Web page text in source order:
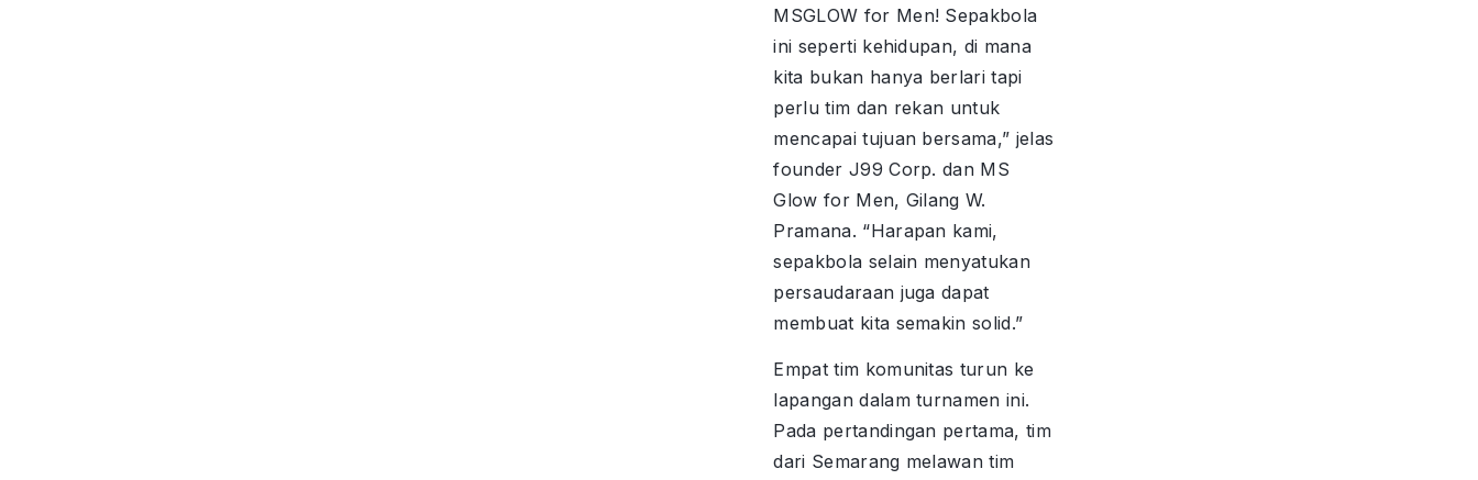
MSGLOW for Men! Sepakbola
ini seperti kehidupan, di mana
kita bukan hanya berlari tapi
perlu tim dan rekan untuk
mencapai tujuan bersama,” jelas
founder J99 Corp. dan MS
Glow for Men, Gilang W.
Pramana. “Harapan kami,
sepakbola selain menyatukan
persaudaraan juga dapat
membuat kita semakin solid.”
Empat tim komunitas turun ke
lapangan dalam turnamen ini.
Pada pertandingan pertama, tim
dari Semarang melawan tim